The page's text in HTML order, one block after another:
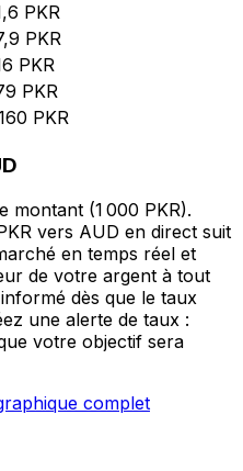
PKR
PKR
PKR
PKR
PKR
montant (1 000 PKR).
vers AUD en direct suit
en temps réel et
de votre argent à tout
dès que le taux
une alerte de taux :
votre objectif sera
complet